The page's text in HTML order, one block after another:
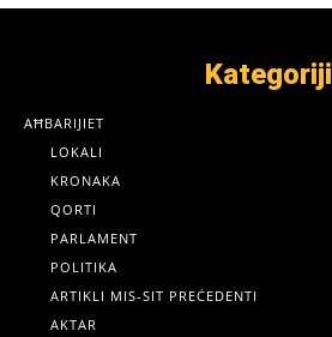
Kategoriji
AĦBARIJIET
LOKALI
KRONAKA
QORTI
PARLAMENT
POLITIKA
ARTIKLI MIS-SIT PREĊEDENTI
AKTAR